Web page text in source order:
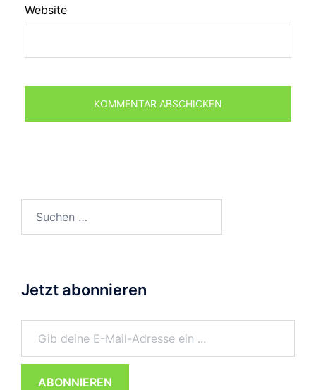
Website
Jetzt abonnieren
Gib deine E-Mail-Adresse ein ...
ABONNIEREN